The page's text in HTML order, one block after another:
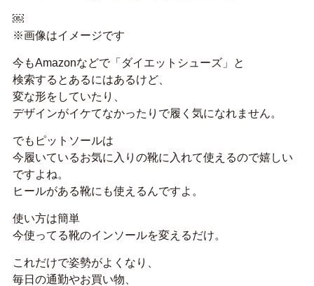
￼
※画像はイメージです
今もAmazonなどで「ダイエットシューズ」と
検索するとあるにはあるけど、
変な形をしていたり、
デザインがイケてなかったりで履く気になれません。
でもピットソールは
今履いているお気に入りの靴に入れて使えるので嬉しい
ですよね。
ヒールがある靴にも使えるんですよ。
使い方は簡単
今使ってる靴のインソールを変えるだけ。
これだけで姿勢がよくなり、
毎日の通勤やお買い物、